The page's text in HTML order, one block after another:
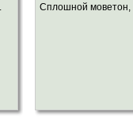
Сплошной моветон,